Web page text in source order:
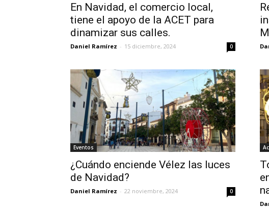
En Navidad, el comercio local,
tiene el apoyo de la ACET para
dinamizar sus calles.
Daniel Ramírez - 15 diciembre, 2024 0
Eventos
¿Cuándo enciende Vélez las luces
de Navidad?
Daniel Ramírez - 22 noviembre, 2024 0